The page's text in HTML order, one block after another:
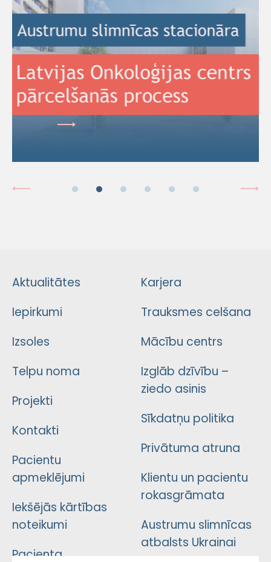
Aktualitātes
Iepirkumi
Izsoles
Telpu noma
Projekti
Kontakti
Pacientu
apmeklējumi
Iekšējās kārtības
noteikumi
Pacienta
Karjera
Trauksmes celšana
Mācību centrs
Izglāb dzīvību –
ziedo asinis
Sīkdatņu politika
Privātuma atruna
Klientu un pacientu
rokasgrāmata
Austrumu slimnīcas
atbalsts Ukrainai